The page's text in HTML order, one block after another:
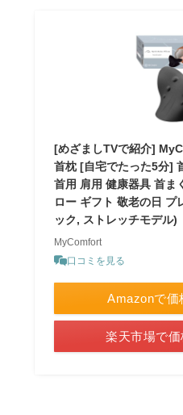
[めざましTVで紹介]
首枕 [自宅でたった5分]
首用 肩用 健康器具 首ま
ロー ギフト 敬老の日 プ
ック, ストレッチモデル)
MyComfort
口コミを見る
Amazonで価
楽天市場で